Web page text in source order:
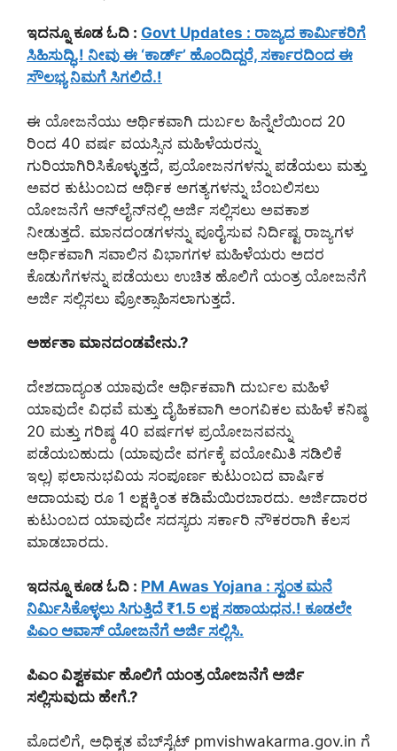
ಇದನ್ನೂ ಕೂಡ ಓದಿ : Govt Updates : ರಾಜ್ಯದ ಕಾರ್ಮಿಕರಿಗೆ
ಸಿಹಿಸುದ್ಧಿ.! ನೀವು ಈ ‘ಕಾರ್ಡ್’ ಹೊಂದಿದ್ದರೆ, ಸರ್ಕಾರದಿಂದ ಈ
ಸೌಲಭ್ಯ ನಿಮಗೆ ಸಿಗಲಿದೆ.!
ಈ ಯೋಜನೆಯು ಆರ್ಥಿಕವಾಗಿ ದುರ್ಬಲ ಹಿನ್ನೆಲೆಯಿಂದ 20
ರಿಂದ 40 ವರ್ಷ ವಯಸ್ಸಿನ ಮಹಿಳೆಯರನ್ನು
ಗುರಿಯಾಗಿರಿಸಿಕೊಳ್ಳುತ್ತದೆ, ಪ್ರಯೋಜನಗಳನ್ನು ಪಡೆಯಲು ಮತ್ತು
ಅವರ ಕುಟುಂಬದ ಆರ್ಥಿಕ ಅಗತ್ಯಗಳನ್ನು ಬೆಂಬಲಿಸಲು
ಯೋಜನೆಗೆ ಆನ್‌ಲೈನ್‌ನಲ್ಲಿ ಅರ್ಜಿ ಸಲ್ಲಿಸಲು ಅವಕಾಶ
ನೀಡುತ್ತದೆ. ಮಾನದಂಡಗಳನ್ನು ಪೂರೈಸುವ ನಿರ್ದಿಷ್ಟ ರಾಜ್ಯಗಳ
ಆರ್ಥಿಕವಾಗಿ ಸವಾಲಿನ ವಿಭಾಗಗಳ ಮಹಿಳೆಯರು ಅದರ
ಕೊಡುಗೆಗಳನ್ನು ಪಡೆಯಲು ಉಚಿತ ಹೊಲಿಗೆ ಯಂತ್ರ ಯೋಜನೆಗೆ
ಅರ್ಜಿ ಸಲ್ಲಿಸಲು ಪ್ರೋತ್ಸಾಹಿಸಲಾಗುತ್ತದೆ.
ಅರ್ಹತಾ ಮಾನದಂಡವೇನು.?
ದೇಶದಾದ್ಯಂತ ಯಾವುದೇ ಆರ್ಥಿಕವಾಗಿ ದುರ್ಬಲ ಮಹಿಳೆ
ಯಾವುದೇ ವಿಧವೆ ಮತ್ತು ದೈಹಿಕವಾಗಿ ಅಂಗವಿಕಲ ಮಹಿಳೆ ಕನಿಷ್ಠ
20 ಮತ್ತು ಗರಿಷ್ಠ 40 ವರ್ಷಗಳ ಪ್ರಯೋಜನವನ್ನು
ಪಡೆಯಬಹುದು (ಯಾವುದೇ ವರ್ಗಕ್ಕೆ ವಯೋಮಿತಿ ಸಡಿಲಿಕೆ
ಇಲ್ಲ) ಫಲಾನುಭವಿಯ ಸಂಪೂರ್ಣ ಕುಟುಂಬದ ವಾರ್ಷಿಕ
ಆದಾಯವು ರೂ 1 ಲಕ್ಷಕ್ಕಿಂತ ಕಡಿಮೆಯಿರಬಾರದು. ಅರ್ಜಿದಾರರ
ಕುಟುಂಬದ ಯಾವುದೇ ಸದಸ್ಯರು ಸರ್ಕಾರಿ ನೌಕರರಾಗಿ ಕೆಲಸ
ಮಾಡಬಾರದು.
ಇದನ್ನೂ ಕೂಡ ಓದಿ : PM Awas Yojana : ಸ್ವಂತ ಮನೆ
ನಿರ್ಮಿಸಿಕೊಳ್ಳಲು ಸಿಗುತ್ತಿದೆ ₹1.5 ಲಕ್ಷ ಸಹಾಯಧನ.! ಕೂಡಲೇ
ಪಿಎಂ ಆವಾಸ್ ಯೋಜನೆಗೆ ಅರ್ಜಿ ಸಲ್ಲಿಸಿ.
ಪಿಎಂ ವಿಶ್ವಕರ್ಮ ಹೊಲಿಗೆ ಯಂತ್ರ ಯೋಜನೆಗೆ ಅರ್ಜಿ
ಸಲ್ಲಿಸುವುದು ಹೇಗೆ.?
ಮೊದಲಿಗೆ, ಅಧಿಕೃತ ವೆಬ್‌ಸೈಟ್ pmvishwakarma.gov.in ಗೆ